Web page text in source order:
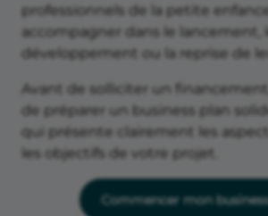
professionnels de la petite
accompagner dans le lancement,
développement ou la reprise de
Avant de solliciter un
de préparer un business plan
qui présente clairement les
les objectifs de votre projet.
Commencer mon